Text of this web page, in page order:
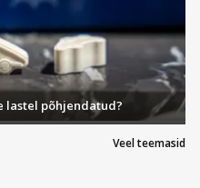
Veel teemasid
lastel põhjendatud?